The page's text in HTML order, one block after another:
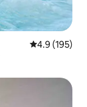
औसत रेटिंग 5 में
4.9 (195)